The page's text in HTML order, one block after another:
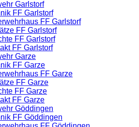
Garlstorf
FF Garlstorf
FF Garlstorf
FF Garlstorf
FF Garlstorf
FF Garlstorf
Garze
FF Garze
FF Garze
FF Garze
FF Garze
FF Garze
Göddingen
FF Göddingen